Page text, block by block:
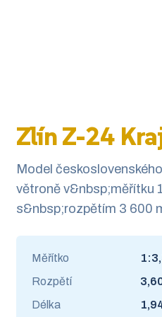
Zlín Z-24
Model
větroně v&nbsp;měřítku
s&nbsp;rozpětím 3 600
Měřítko
Rozpětí
Délka